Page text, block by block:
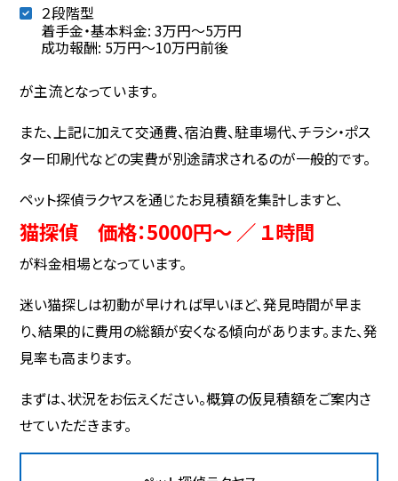
２段階型
着手金・基本料金: 3万円〜5万円
成功報酬: 5万円〜10万円前後
が主流となっています。
また、上記に加えて交通費、宿泊費、駐車場代、チラシ・ポス
ター印刷代などの実費が別途請求されるのが一般的です。
ペット探偵ラクヤスを通じたお見積額を集計しますと、
猫探偵 価格：5000円～ ／ １時間
が料金相場となっています。
迷い猫探しは初動が早ければ早いほど、発見時間が早ま
り、結果的に費用の総額が安くなる傾向があります。また、発
見率も高まります。
まずは、状況をお伝えください。概算の仮見積額をご案内さ
せていただきます。